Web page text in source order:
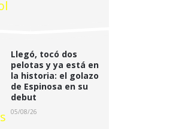
Llegó, tocó dos
pelotas y ya está en
la historia: el golazo
de Espinosa en su
debut
05/08/26